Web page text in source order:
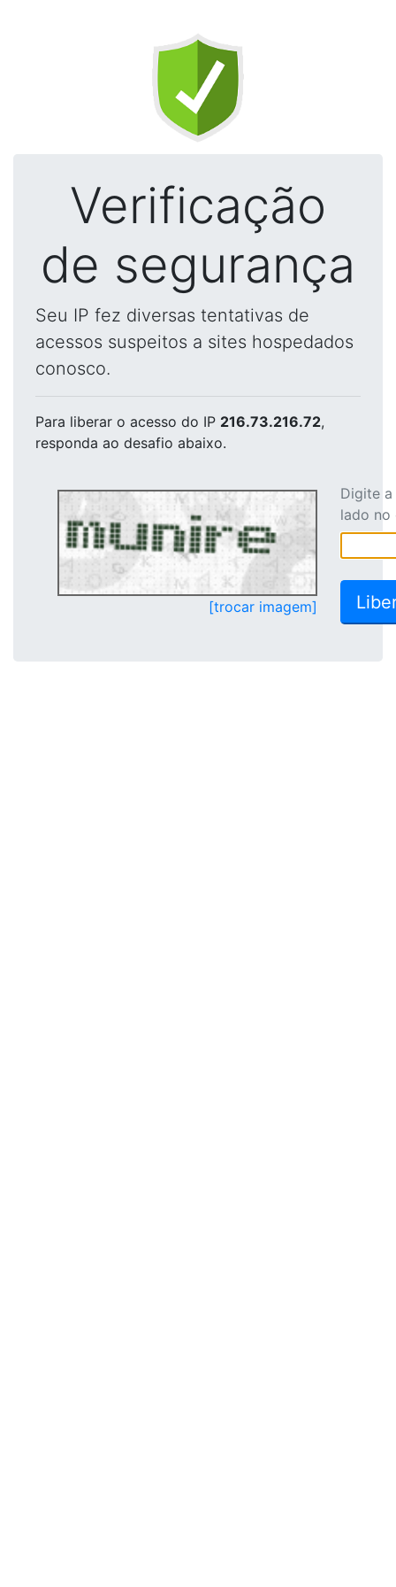
Verificação
de segurança
Seu IP fez diversas tentativas de
acessos suspeitos a sites hospedados
conosco.
Para liberar o acesso do IP 216.73.216.72,
responda ao desafio abaixo.
[trocar imagem]
Digite
lado no